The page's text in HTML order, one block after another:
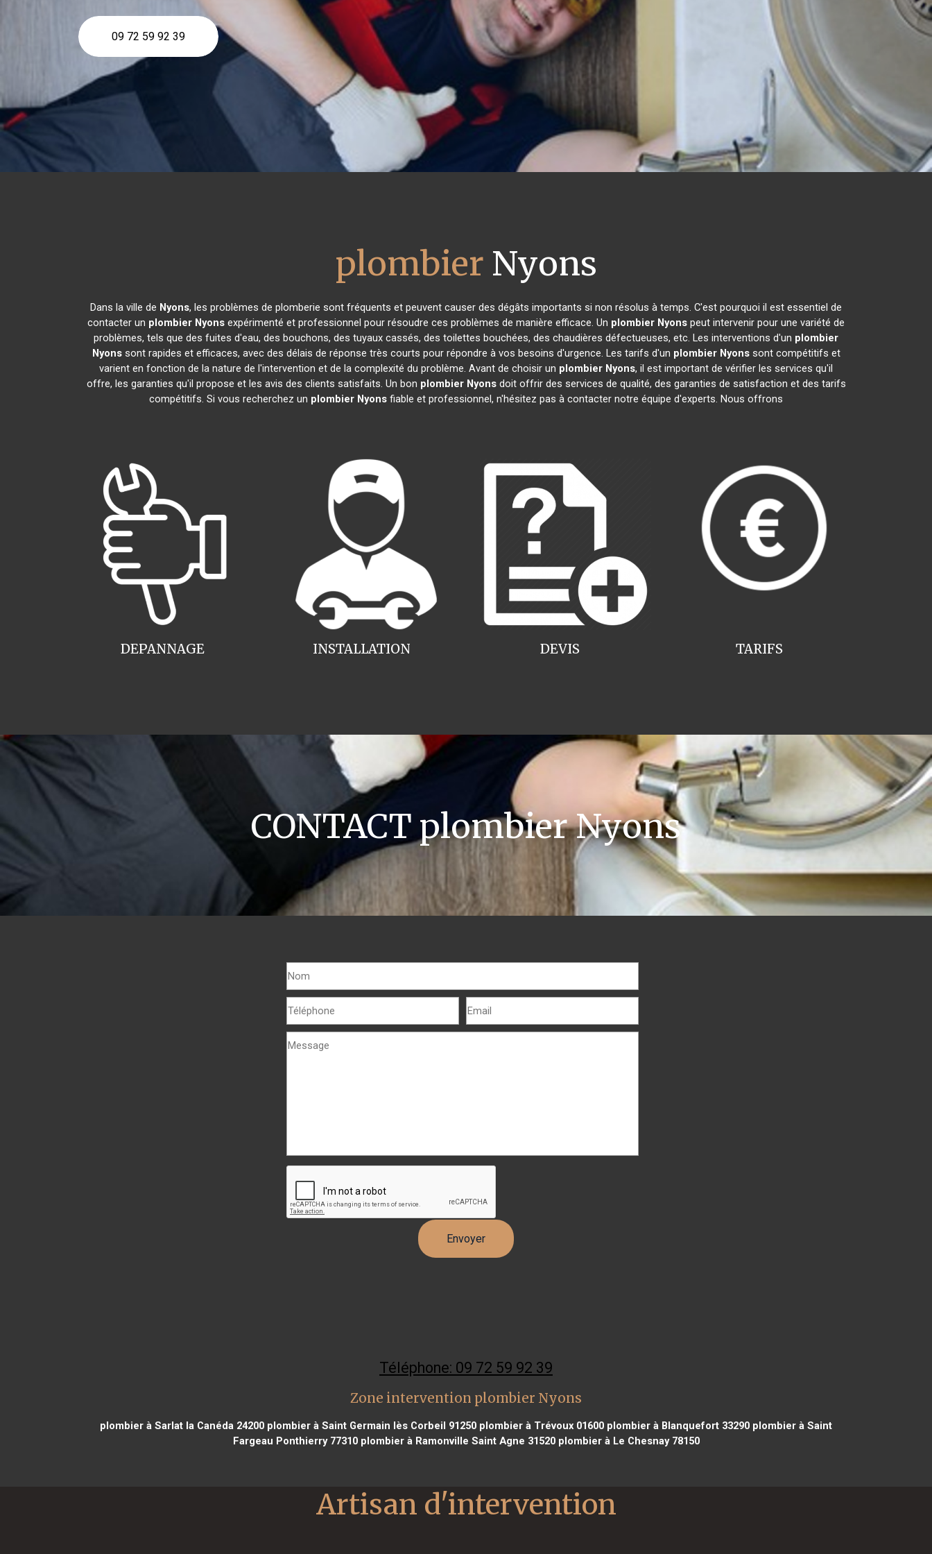
09 72 59 92 39
plombier Nyons
Dans la ville de Nyons, les problèmes de plomberie sont fréquents et peuvent causer des dégâts importants si non résolus à temps. C'est pourquoi il est essentiel de
contacter un plombier Nyons expérimenté et professionnel pour résoudre ces problèmes de manière efficace. Un plombier Nyons peut intervenir pour une variété de
problèmes, tels que des fuites d'eau, des bouchons, des tuyaux cassés, des toilettes bouchées, des chaudières défectueuses, etc. Les interventions d'un plombier
Nyonssont rapides et efficaces, avec des délais de réponse très courts pour répondre à vos besoins d'urgence. Les tarifs d'un plombier Nyonssont compétitifs et
varient en fonction de la nature de l'intervention et de la complexité du problème. Avant de choisir un plombier Nyons, il est important de vérifier les services qu'il
offre, les garanties qu'il propose et les avis des clients satisfaits. Un bon plombier Nyonsdoit offrir des services de qualité, des garanties de satisfaction et des tarifs
compétitifs. Si vous recherchez un plombier Nyons fiable et professionnel, n'hésitez pas à contacter notre équipe d'experts. Nous offrons
INSTALLATION
DEPANNAGE TARIFS
DEVIS
CONTACT plombier Nyons
Téléphone: 09 72 59 92 39
Zone intervention plombier Nyons
plombier à Sarlat la Canéda 24200 plombier à Saint Germain lès Corbeil 91250 plombier à Trévoux 01600 plombier à Blanquefort 33290 plombier à Saint
Fargeau Ponthierry 77310plombier à Ramonville Saint Agne 31520plombier à Le Chesnay 78150
Artisan d'intervention